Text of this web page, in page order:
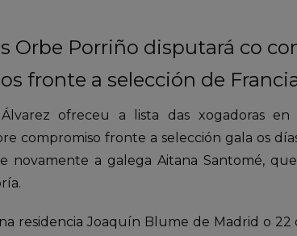
Orbe Porriño disputará co
fronte a selección de
ofreceu a lista das xogadoras
compromiso fronte a selección gala os
novamente a galega Aitana Santomé,
residencia Joaquín Blume de Madrid o